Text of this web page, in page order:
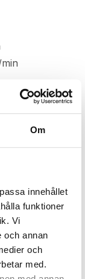
Om
innehållet
funktioner
Vi
och annan
och
med.